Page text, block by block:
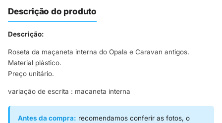
Descrição do produto
Descrição:
Roseta da maçaneta interna do Opala e Caravan antigos.
Material plástico.
Preço unitário.
variação de escrita : macaneta interna
Antes da compra: recomendamos conferir as fotos, o